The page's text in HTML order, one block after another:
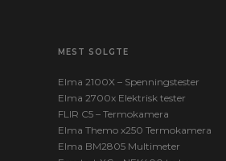
MEST SOLGTE
Elma 2100X – Spenningstester
Elma 2700x Elektrisk tester
FLIR C5 – Termokamera
Elma Themo x250 Termokamera
Elma BM2805 Multimeter